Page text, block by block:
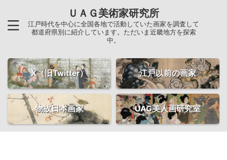
ＵＡＧ美術家研究所
江戸時代を中心に全国各地で活動していた画家を調査して
都道府県別に紹介しています。ただいま近畿地方を探索
中。
X（旧Twitter） 江戸以前の画家
物故日本画家 UAG美人画研究室